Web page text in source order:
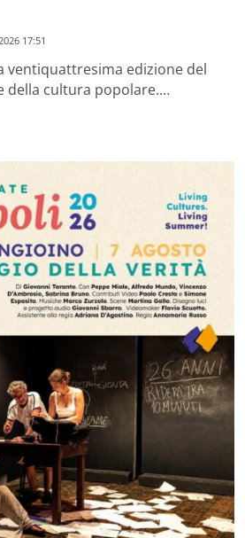
17:51
ventiquattresima edizione del
della cultura popolare.…